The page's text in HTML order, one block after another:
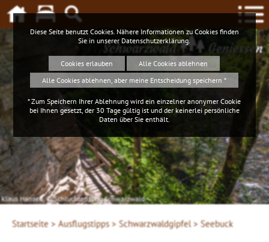
Schwarzwald Geniessen
Klaus Hansen, © Schluchtensteig Schwarzwald
Startseite > Ausflugstipps > Schwarzwaldgipfel > Seebuck
Diese Seite benutzt Cookies. Nähere Informationen zu Cookies finden
Sie in unserer Datenschutzerklärung.
Cookies erlauben
Alle Cookies ablehnen
Alle Cookies ablehnen, aber meine Entscheidung speichern *
* Zum Speichern Ihrer Ablehnung wird ein einzelner anonymer Cookie
bei Ihnen gesetzt, der 30 Tage gültig ist und der keinerlei persönliche
Daten über Sie enthält.